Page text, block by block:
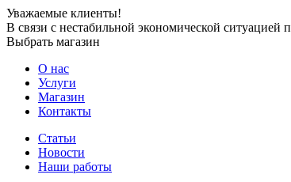
Уважаемые клиенты!
В связи с нестабильной экономической
Выбрать магазин
О нас
Услуги
Магазин
Контакты
Статьи
Новости
Наши работы